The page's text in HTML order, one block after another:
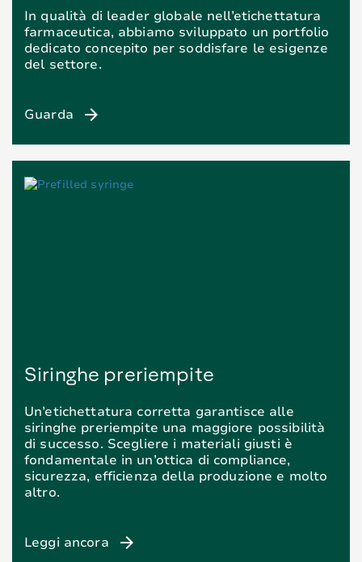
In qualità di leader globale nell’etichettatura
farmaceutica, abbiamo sviluppato un portfolio
dedicato concepito per soddisfare le esigenze
del settore.
Guarda arrow_forward
Siringhe preriempite
Un’etichettatura corretta garantisce alle
siringhe preriempite una maggiore possibilità
di successo. Scegliere i materiali giusti è
fondamentale in un’ottica di compliance,
sicurezza, efficienza della produzione e molto
altro.
Leggi ancora arrow_forward